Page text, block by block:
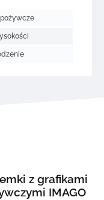
z grafikami
IMAGO